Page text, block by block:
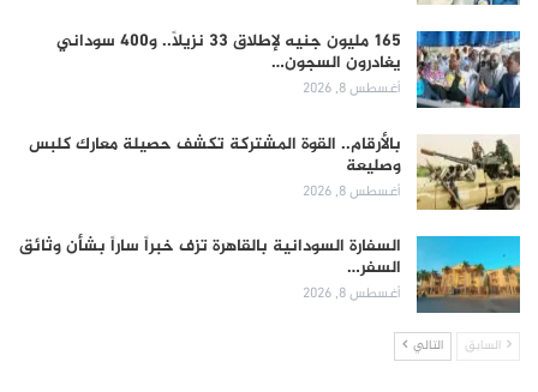
165 مليون جنيه لإطلاق 33 نزيلاً.. و400 سوداني
يغادرون السجون…
أغسطس 8, 2026
بالأرقام.. القوة المشتركة تكشف حصيلة معارك كلبس
وصليعة
أغسطس 8, 2026
السفارة السودانية بالقاهرة تزف خبراً ساراً بشأن وثائق
السفر…
أغسطس 8, 2026
السابق التالي